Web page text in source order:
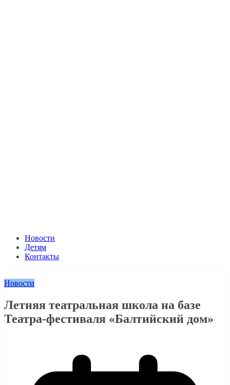
Новости
Детям
Контакты
Новости
Летняя театральная школа на базе
Театра-фестиваля «Балтийский дом»